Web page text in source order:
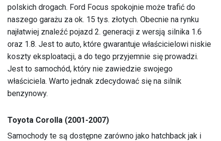
polskich drogach. Ford Focus spokojnie może trafić do
naszego garażu za ok. 15 tys. złotych. Obecnie na rynku
najłatwiej znaleźć pojazd 2. generacji z wersją silnika 1.6
oraz 1.8. Jest to auto, które gwarantuje właścicielowi niskie
koszty eksploatacji, a do tego przyjemnie się prowadzi.
Jest to samochód, który nie zawiedzie swojego
właściciela. Warto jednak zdecydować się na silnik
benzynowy.
Toyota Corolla (2001-2007)
Samochody te są dostępne zarówno jako hatchback jak i